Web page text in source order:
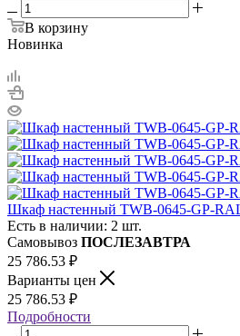
В корзину
Новинка
Шкаф настенный TWB-0645-GP-
Есть в наличии: 2 шт.
Самовывоз ПОСЛЕЗАВТРА
25 786.53 ₽
Варианты цен
25 786.53 ₽
Подробности